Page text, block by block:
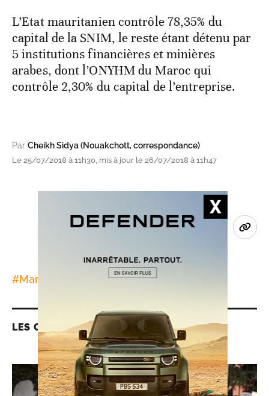
L’Etat mauritanien contrôle 78,35% du
capital de la SNIM, le reste étant détenu par
5 institutions financières et minières
arabes, dont l’ONYHM du Maroc qui
contrôle 2,30% du capital de l’entreprise.
Par Cheikh Sidya (Nouakchott, correspondance)
Le 25/07/2018 à 11h30, mis à jour le 26/07/2018 à 11h47
#Maroc-Mauritanie
LES CONTENUS LIÉS